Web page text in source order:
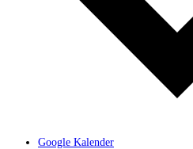
Google Kalender